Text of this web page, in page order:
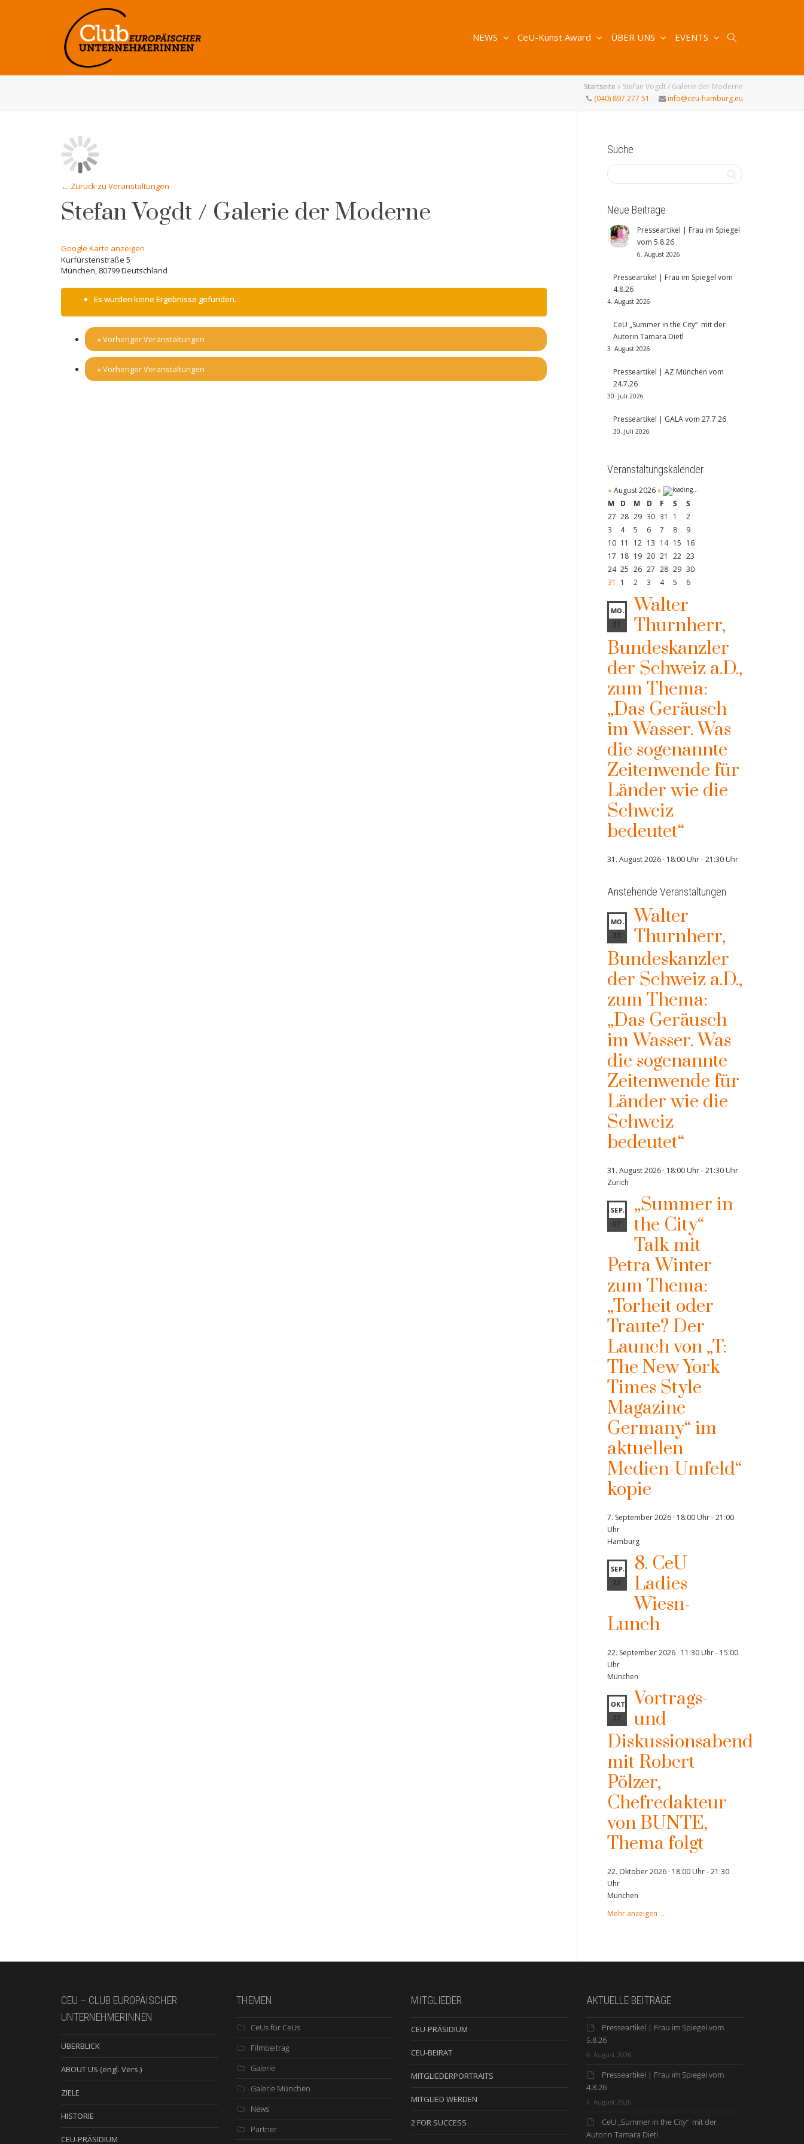
NEWS CeU-Kunst Award ÜBER UNS EVENTS
Startseite » Stefan Vogdt / Galerie der Moderne
(040) 897 277 51
info@ceu-hamburg.eu
← Zurück zu Veranstaltungen
Stefan Vogdt / Galerie der Moderne
Google Karte anzeigen
Kurfürstenstraße 5
München, 80799Deutschland
Es wurden keine Ergebnisse gefunden.
«Vorheriger Veranstaltungen
«Vorheriger Veranstaltungen
Suche
Neue Beiträge
Presseartikel | Frau im Spiegel
vom 5.8.26
6. August 2026
Presseartikel | Frau im Spiegel vom
4.8.26
4. August 2026
CeU „Summer in the City“ mit der
Autorin Tamara Dietl
3. August 2026
Presseartikel | AZ München vom
24.7.26
30. Juli 2026
Presseartikel | GALA vom 27.7.26
30. Juli 2026
Veranstaltungskalender
« August 2026 »
M
D M D F S
S
27 28 29 30 31 1
2
3
4 5 6 7 8
9
10 11 12 13 14 15 16
17 18 19 20 21 22 23
24 25 26 27 28 29 30
31
1 2 3 4 5 6
MO.
31
Walter
Thurnherr,
Bundeskanzler
der Schweiz a.D.,
zum Thema:
„Das Geräusch
im Wasser. Was
die sogenannte
Zeitenwende für
Länder wie die
Schweiz
bedeutet“
31. August 2026 · 18:00 Uhr-21:30 Uhr
Anstehende Veranstaltungen
MO.
31
Walter
Thurnherr,
Bundeskanzler
der Schweiz a.D.,
zum Thema:
„Das Geräusch
im Wasser. Was
die sogenannte
Zeitenwende für
Länder wie die
Schweiz
bedeutet“
31. August 2026 · 18:00 Uhr-21:30 Uhr
Zürich
SEP.
07
„Summer in
the City“
Talk mit
Petra Winter
zum Thema:
„Torheit oder
Traute? Der
Launch von „T:
The New York
Times Style
Magazine
Germany“ im
aktuellen
Medien-Umfeld“
kopie
7. September 2026 · 18:00 Uhr-21:00
Uhr
Hamburg
SEP.
22
8. CeU
Ladies
Wiesn-
Lunch
22. September 2026 · 11:30 Uhr- 15:00
Uhr
München
OKT.
22
Vortrags-
und
Diskussionsabend
mit Robert
Pölzer,
Chefredakteur
von BUNTE,
Thema folgt
22. Oktober 2026 · 18:00 Uhr-21:30
Uhr
München
Mehr anzeigen …
CEU – CLUB EUROPÄISCHER
UNTERNEHMERINNEN
ÜBERBLICK
ABOUT US (engl. Vers.)
ZIELE
HISTORIE
CEU-PRÄSIDIUM
THEMEN
CeUs für CeUs
Filmbeitrag
Galerie
Galerie München
News
Partner
MITGLIEDER
CEU-PRÄSIDIUM
CEU-BEIRAT
MITGLIEDERPORTRAITS
MITGLIED WERDEN
2 FOR SUCCESS
AKTUELLE BEITRÄGE
Presseartikel | Frau im Spiegel vom
5.8.26
6. August 2026
Presseartikel | Frau im Spiegel vom
4.8.26
4. August 2026
CeU „Summer in the City“ mit der
Autorin Tamara Dietl